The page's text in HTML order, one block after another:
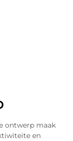
ontwerp maak
en